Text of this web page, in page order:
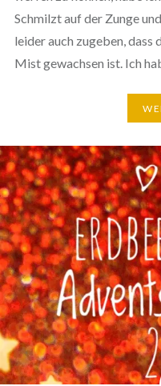
Schmilzt auf der Zunge
leider auch zugeben, dass
Mist gewachsen ist. Ich